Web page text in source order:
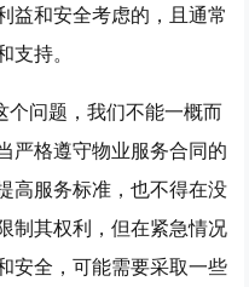
益和安全考虑的，且通常
持。
个问题，我们不能一概而
严格遵守物业服务合同的
高服务标准，也不得在没
制其权利，但在紧急情况
安全，可能需要采取一些